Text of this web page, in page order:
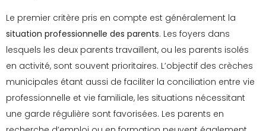
Le premier critère pris en compte est généralement la
situation professionnelle des parents. Les foyers dans
lesquels les deux parents travaillent, ou les parents isolés
en activité, sont souvent prioritaires. L’objectif des crèches
municipales étant aussi de faciliter la conciliation entre vie
professionnelle et vie familiale, les situations nécessitant
une garde régulière sont favorisées. Les parents en